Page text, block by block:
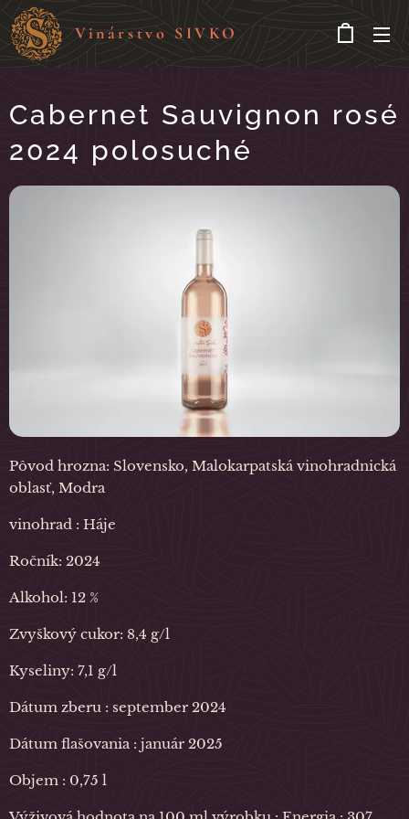
Vinárstvo SIVKO
Cabernet Sauvignon rosé
2024 polosuché
Pôvod hrozna: Slovensko, Malokarpatská vinohradnická
oblasť, Modra
vinohrad : Háje
Ročník: 2024
Alkohol: 12 %
Zvyškový cukor: 8,4 g/l
Kyseliny: 7,1 g/l
Dátum zberu : september 2024
Dátum flašovania : január 2025
Objem : 0,75 l